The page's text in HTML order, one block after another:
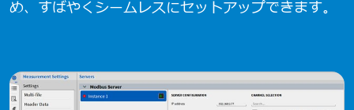
め、すばやくシームレスにセットアップできます。